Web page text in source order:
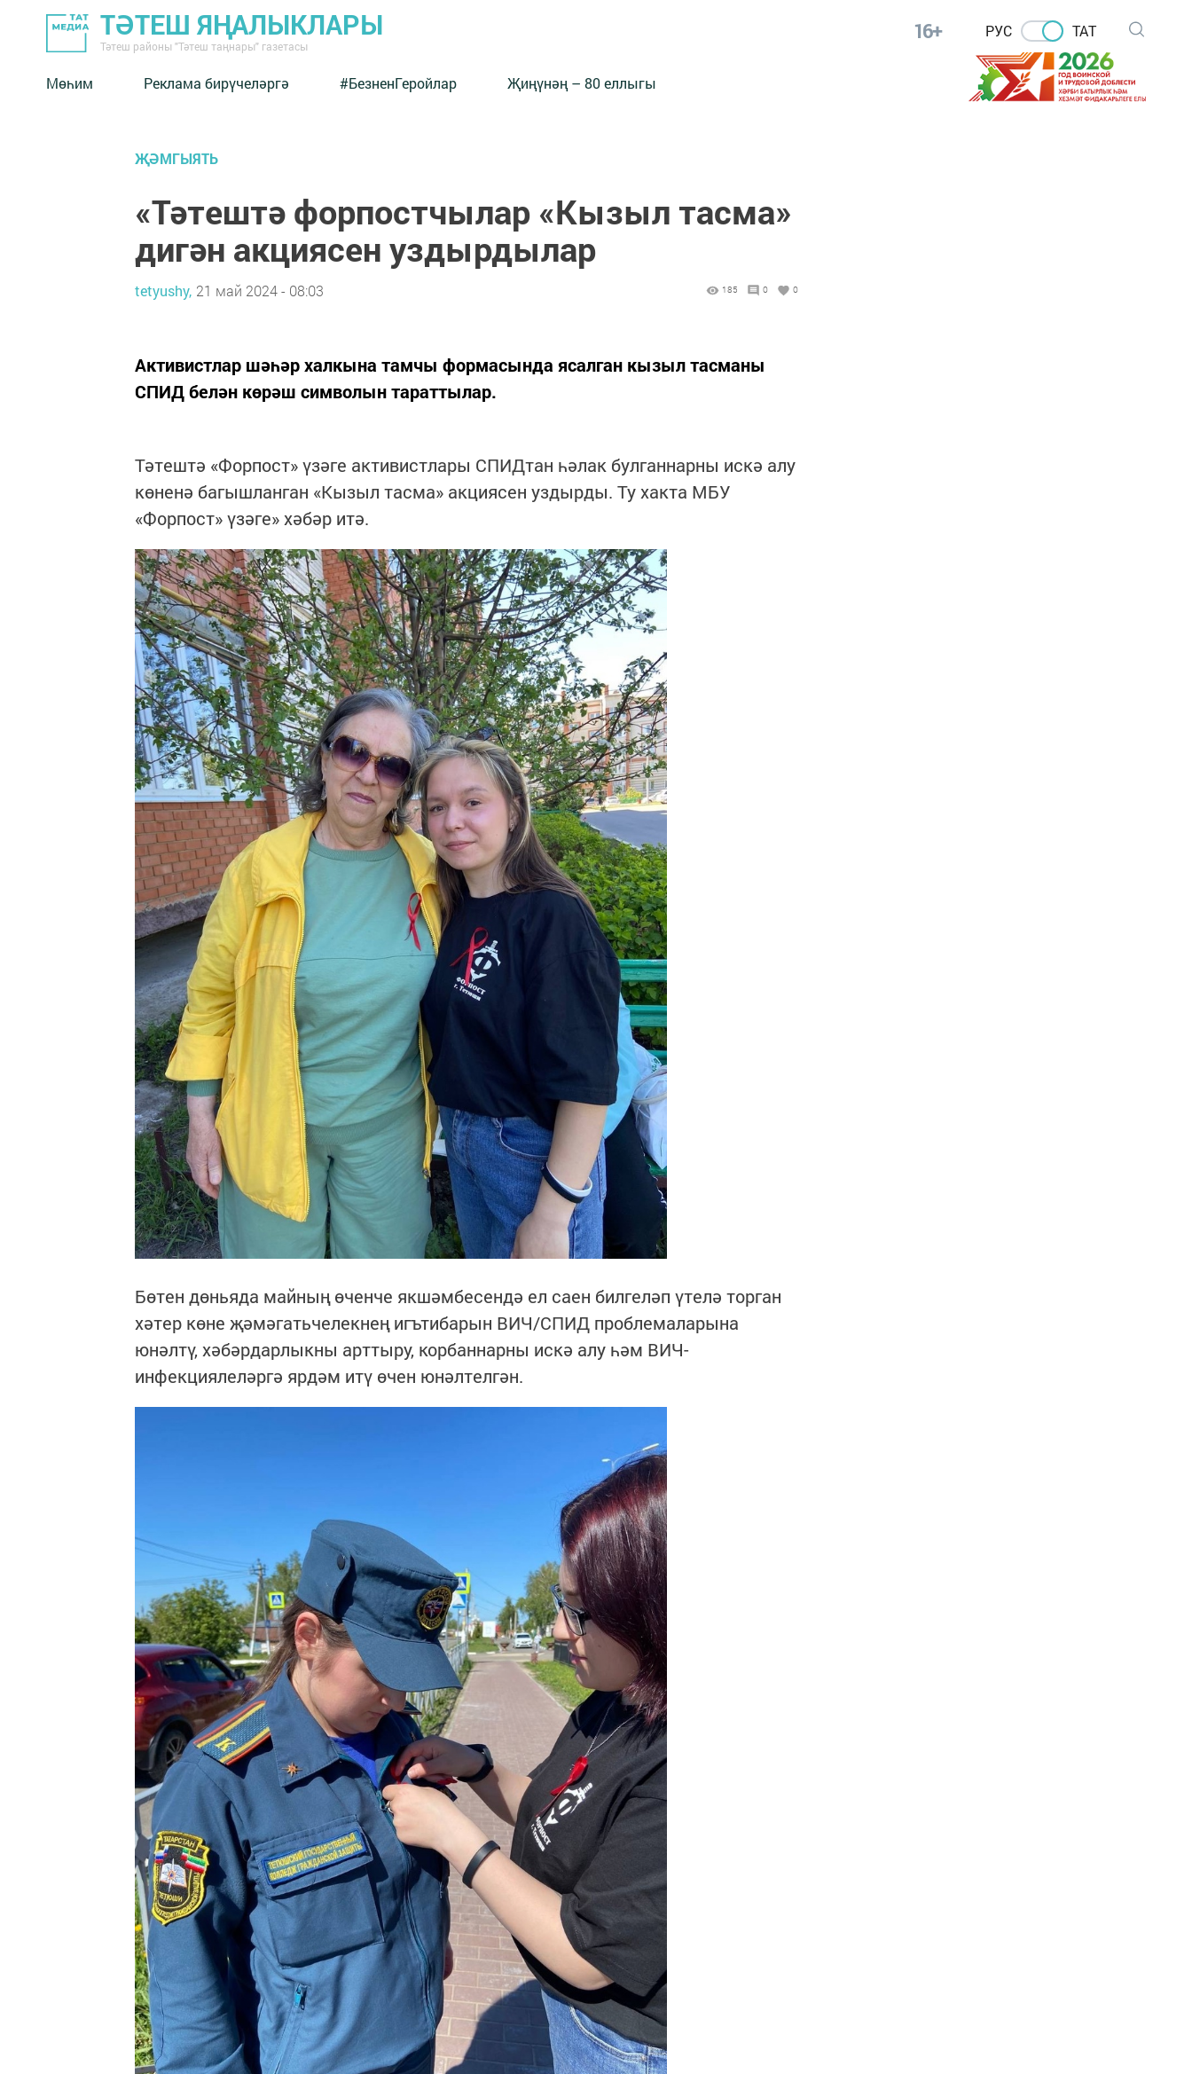
ТӘТЕШ ЯҢАЛЫКЛАРЫ
Тәтеш районы "Тәтеш таңнары" газетасы
16+ РУС ТАТ
Мөһим Реклама бирүчеләргә #БезненГеройлар Җиңүнәң – 80 еллыгы
ҖӘМГЫЯТЬ
«Тәтештә форпостчылар «Кызыл тасма»
дигән акциясен уздырдылар
tetyushy, 21 май 2024 - 08:03 185 0 0
Активистлар шәһәр халкына тамчы формасында ясалган кызыл тасманы
СПИД белән көрәш символын тараттылар.
Тәтештә «Форпост» үзәге активистлары СПИДтан һәлак булганнарны искә алу
көненә багышланган «Кызыл тасма» акциясен уздырды. Ту хакта МБУ
«Форпост» үзәге» хәбәр итә.
Бөтен дөньяда майның өченче якшәмбесендә ел саен билгеләп үтелә торган
хәтер көне җәмәгатьчелекнең игътибарын ВИЧ/СПИД проблемаларына
юнәлтү, хәбәрдарлыкны арттыру, корбаннарны искә алу һәм ВИЧ-
инфекциялеләргә ярдәм итү өчен юнәлтелгән.